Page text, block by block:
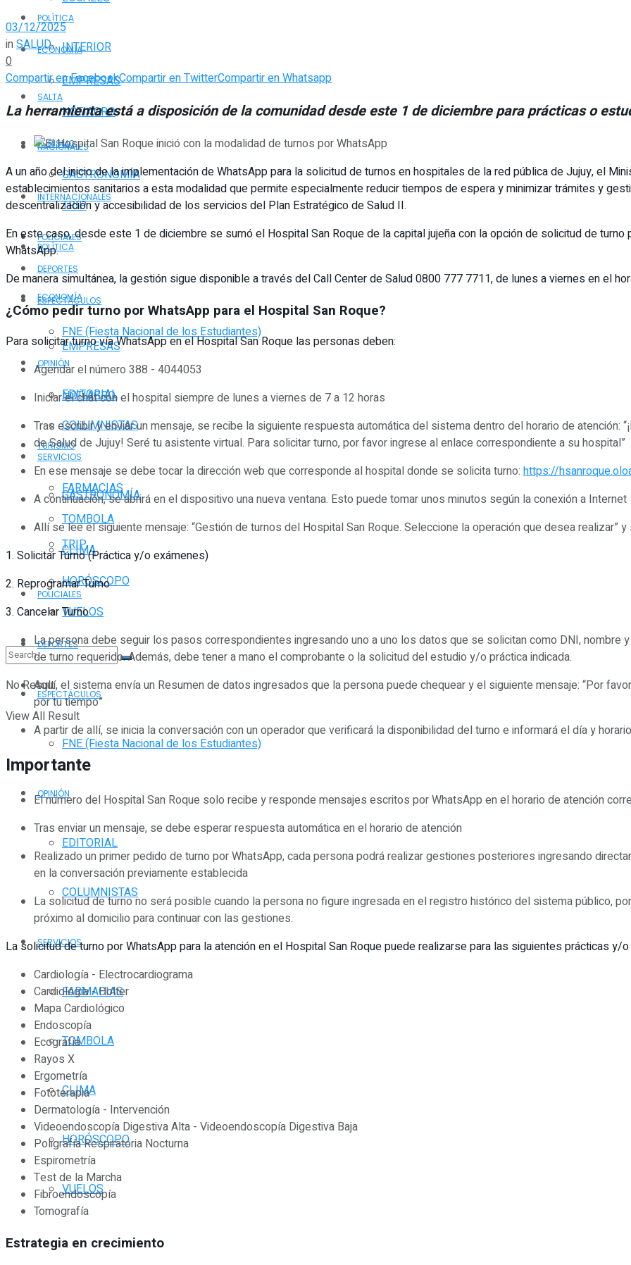
POLÍTICA
ECONOMÍA
EMPRESAS
NOTIAGRO
TURISMO
GASTRONOMÍA
TRIP
POLICIALES
DEPORTES
ESPECTÁCULOS
FNE (Fiesta Nacional de los Estudiantes)
OPINIÓN
EDITORIAL
COLUMNISTAS
SERVICIOS
FARMACIAS
TOMBOLA
CLIMA
HORÓSCOPO
VUELOS
No Result
View All Result
INTERIOR
SALTA
NACIONALES
INTERNACIONALES
POLÍTICA
ECONOMÍA
EMPRESAS
NOTIAGRO
TURISMO
GASTRONOMÍA
TRIP
POLICIALES
DEPORTES
ESPECTÁCULOS
FNE (Fiesta Nacional de los Estudiantes)
OPINIÓN
EDITORIAL
COLUMNISTAS
SERVICIOS
FARMACIAS
TOMBOLA
CLIMA
HORÓSCOPO
VUELOS
03/12/2025
inSALUD
0
Compartir en FacebookCompartir en TwitterCompartir en Whatsapp
La herramienta está a disposición de la comunidad desde este 1 de diciembre para prácticas o
A un año del inicio de la implementación de WhatsApp para la solicitud de turnos en hospitales de la red pública de Jujuy, el
establecimientos sanitarios a esta modalidad que permite especialmente reducir tiempos de espera y minimizar trámites y
descentralización y accesibilidad de los servicios del Plan Estratégico de Salud II.
En este caso, desde este 1 de diciembre se sumó el Hospital San Roque de la capital jujeña con la opción de solicitud de
WhatsApp.
De manera simultánea, la gestión sigue disponible a través del Call Center de Salud 0800 777 7711, de lunes a viernes en el
¿Cómo pedir turno por WhatsApp para el Hospital San Roque?
Para solicitar turno vía WhatsApp en el Hospital San Roque las personas deben:
Agendar el número 388 - 4044053
Iniciar el chat con el hospital siempre de lunes a viernes de 7 a 12 horas
Tras escribir y enviar un mensaje, se recibe la siguiente respuesta automática del sistema dentro del horario de atención:
de Salud de Jujuy! Seré tu asistente virtual. Para solicitar turno, por favor ingrese al enlace correspondiente a su hospital”
En ese mensaje se debe tocar la dirección web que corresponde al hospital donde se solicita turno: https://
A continuación, se abrirá en el dispositivo una nueva ventana. Esto puede tomar unos minutos según la conexión a Internet
Allí se lee el siguiente mensaje: “Gestión de turnos del Hospital San Roque. Seleccione la operación que desea realizar”
1. Solicitar Turno (Práctica y/o exámenes)
2. Reprogramar Turno
3. Cancelar Turno
La persona debe seguir los pasos correspondientes ingresando uno a uno los datos que se solicitan como DNI, nombre
de turno requerido. Además, debe tener a mano el comprobante o la solicitud del estudio y/o práctica indicada.
Aquí, el sistema envía un Resumen de datos ingresados que la persona puede chequear y el siguiente mensaje: “Por
por tu tiempo”
A partir de allí, se inicia la conversación con un operador que verificará la disponibilidad del turno e informará el día y
Importante
El número del Hospital San Roque solo recibe y responde mensajes escritos por WhatsApp en el horario de atención
Tras enviar un mensaje, se debe esperar respuesta automática en el horario de atención
Realizado un primer pedido de turno por WhatsApp, cada persona podrá realizar gestiones posteriores ingresando
en la conversación previamente establecida
La solicitud de turno no será posible cuando la persona no figure ingresada en el registro histórico del sistema público,
próximo al domicilio para continuar con las gestiones.
La solicitud de turno por WhatsApp para la atención en el Hospital San Roque puede realizarse para las siguientes prácticas y/
Cardiología - Electrocardiograma
Cardiología - Holter
Mapa Cardiológico
Endoscopía
Ecografía
Rayos X
Ergometría
Fototerapia
Dermatología - Intervención
Videoendoscopía Digestiva Alta - Videoendoscopía Digestiva Baja
Poligrafía Respiratoria Nocturna
Espirometría
Test de la Marcha
Fibroendoscopía
Tomografía
Estrategia en crecimiento